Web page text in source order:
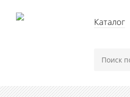
Каталог